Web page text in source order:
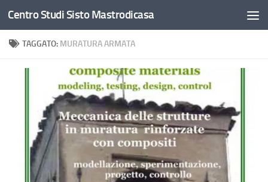
Salta al contenuto
Centro Studi Sisto Mastrodicasa
TAGGATO: MURATURA ARMATA